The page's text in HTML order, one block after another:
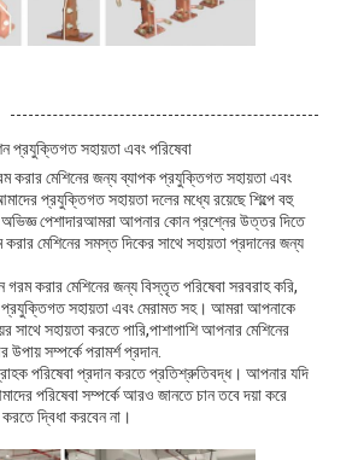
প্রযুক্তিগত সহায়তা এবং পরিষেবা
করার মেশিনের জন্য ব্যাপক প্রযুক্তিগত সহায়তা এবং
প্রযুক্তিগত সহায়তা দলের মধ্যে রয়েছে শিল্পে বহু
পেশাদারআমরা আপনার কোন প্রশ্নের উত্তর দিতে
মেশিনের সমস্ত দিকের সাথে সহায়তা প্রদানের জন্য
করার মেশিনের জন্য বিস্তৃত পরিষেবা সরবরাহ করি,
প্রযুক্তিগত সহায়তা এবং মেরামত সহ। আমরা আপনাকে
সাথে সহায়তা করতে পারি,পাশাপাশি আপনার মেশিনের
উপায় সম্পর্কে পরামর্শ প্রদান.
পরিষেবা প্রদান করতে প্রতিশ্রুতিবদ্ধ। আপনার যদি
পরিষেবা সম্পর্কে আরও জানতে চান তবে দয়া করে
দ্বিধা করবেন না।